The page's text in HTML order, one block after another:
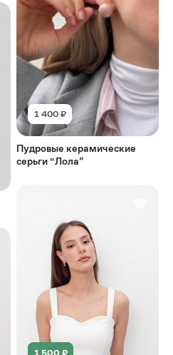
1 400 ₽
Пудровые керамические
серьги “Лола”
1 500 ₽